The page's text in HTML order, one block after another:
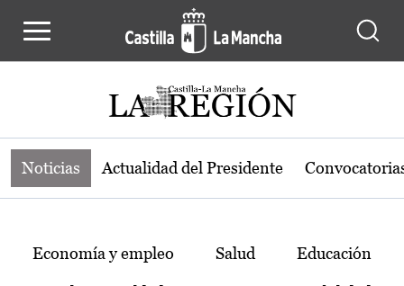
Noticias de la región de Castilla-La
Noticias Actualidad del Presidente
Temas
Economía y empleo Salud Educación